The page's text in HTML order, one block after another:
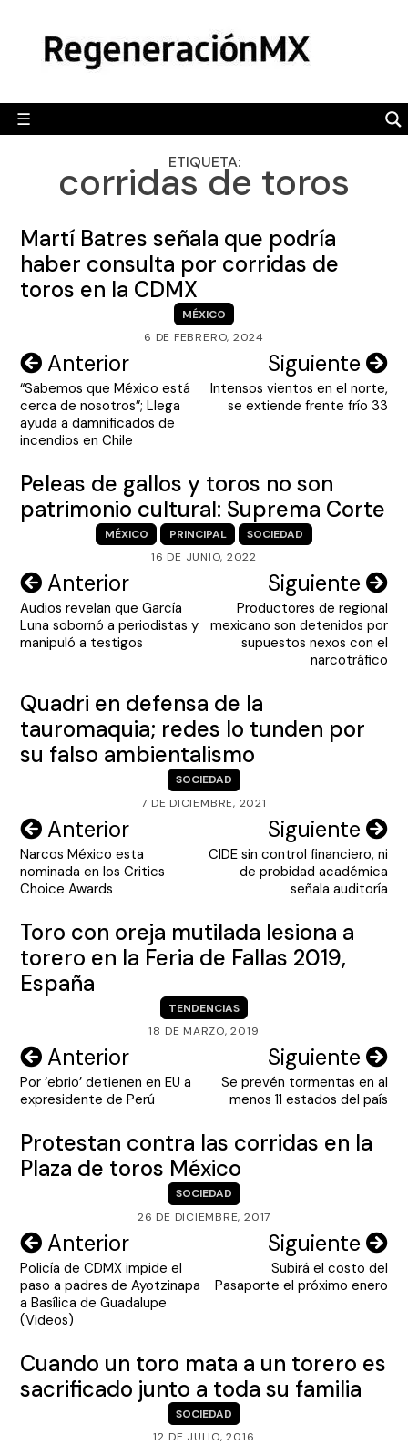
content
☰
POLÍTICA
CAMALEÓN
OPINIÓN
ENGLISH SECTION
VIDEOS
ETIQUETA:
corridas de toros
Martí Batres señala que podría
haber consulta por corridas de
toros en la CDMX
MÉXICO
6 DE FEBRERO, 2024
Navegación
de
entradas
Anterior
“Sabemos que México está
cerca de nosotros”; Llega
ayuda a damnificados de
incendios en Chile
Siguiente
Intensos vientos en el norte,
se extiende frente frío 33
Peleas de gallos y toros no son
patrimonio cultural: Suprema Corte
MÉXICO PRINCIPAL
SOCIEDAD
16 DE JUNIO, 2022
Navegación
de
entradas
Anterior
Audios revelan que García
Luna sobornó a periodistas y
manipuló a testigos
Siguiente
Productores de regional
mexicano son detenidos por
supuestos nexos con el
narcotráfico
Quadri en defensa de la
tauromaquia; redes lo tunden por
su falso ambientalismo
SOCIEDAD
7 DE DICIEMBRE, 2021
Navegación
de
entradas
Anterior
Narcos México esta
nominada en los Critics
Choice Awards
Siguiente
CIDE sin control financiero, ni
de probidad académica
señala auditoría
Toro con oreja mutilada lesiona a
torero en la Feria de Fallas 2019,
España
TENDENCIAS
18 DE MARZO, 2019
Navegación
de
Anterior
Por ‘ebrio’ detienen en EU a
expresidente de Perú
Siguiente
Se prevén tormentas en al
menos 11 estados del país
Protestan contra las corridas en la
Plaza de toros México
SOCIEDAD
26 DE DICIEMBRE, 2017
Navegación
de
entradas
Anterior
Policía de CDMX impide el
paso a padres de Ayotzinapa
a Basílica de Guadalupe
(Videos)
Siguiente
Subirá el costo del
Pasaporte el próximo enero
Cuando un toro mata a un torero es
sacrificado junto a toda su familia
SOCIEDAD
12 DE JULIO, 2016